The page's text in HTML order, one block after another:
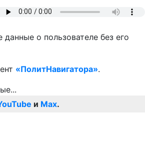
о пользователе без его
«ПолитНавигатора».
и Max.